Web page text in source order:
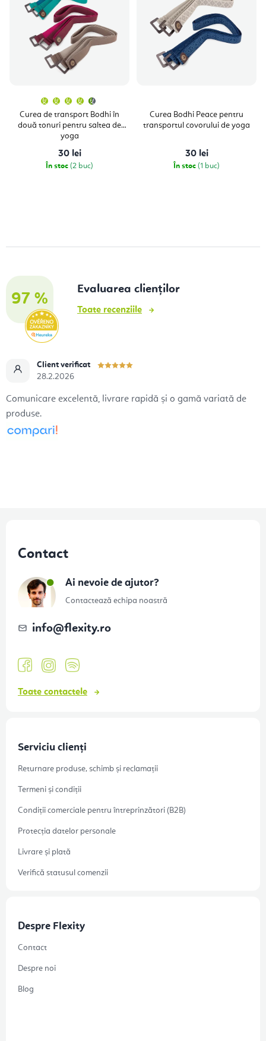
Curea de transport Bodhi în
două tonuri pentru saltea de
yoga
a
produsului
este
30 lei
În stoc (2 buc)
Curea Bodhi Peace pentru
transportul covorului de yoga
30 lei
În stoc (1 buc)
97 %
Evaluarea clienților
Toate recenziile
Client verificat
28.2.2026
Comunicare excelentă, livrare rapidă și o gamă variată de
produse.
Contact
Ai nevoie de ajutor?
Contactează echipa noastră
info@flexity.ro
Toate contactele
Serviciu clienți
Returnare produse, schimb și reclamații
Termeni și condiții
Condiții comerciale pentru întreprinzători (B2B)
Protecția datelor personale
Livrare și plată
Verifică statusul comenzii
Despre Flexity
Contact
Despre noi
Blog